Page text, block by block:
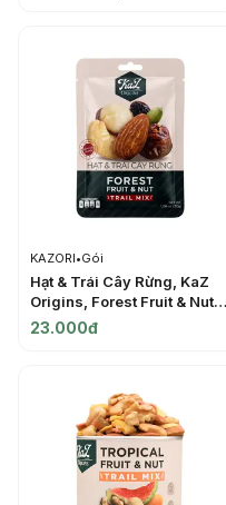
KAZORI•Gói
Hạt & Trái Cây Rừng, KaZ
Origins, Forest Fruit & Nut
Trail Mix, 1.06 oz (30g) -
23.000đ